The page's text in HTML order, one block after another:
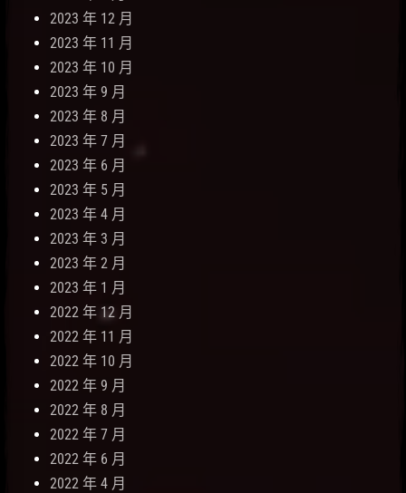
2023 年 12 月
2023 年 11 月
2023 年 10 月
2023 年 9 月
2023 年 8 月
2023 年 7 月
2023 年 6 月
2023 年 5 月
2023 年 4 月
2023 年 3 月
2023 年 2 月
2023 年 1 月
2022 年 12 月
2022 年 11 月
2022 年 10 月
2022 年 9 月
2022 年 8 月
2022 年 7 月
2022 年 6 月
2022 年 4 月